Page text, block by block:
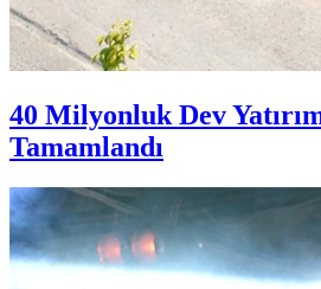
40 Milyonluk Dev
Tamamlandı